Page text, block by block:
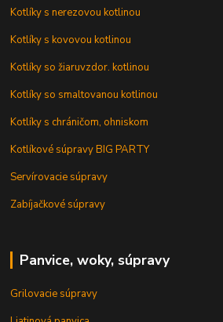
Kotlíky s nerezovou kotlinou
Kotlíky s kovovou kotlinou
Kotlíky so žiaruvzdor. kotlinou
Kotlíky so smaltovanou kotlinou
Kotlíky s chráničom, ohniskom
Kotlíkové súpravy BIG PARTY
Servírovacie súpravy
Zabíjačkové súpravy
Panvice, woky, súpravy
Grilovacie súpravy